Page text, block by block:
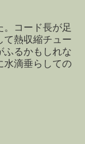
コード長が足
て熱収縮チュー
ふるかもしれな
水滴垂らしての